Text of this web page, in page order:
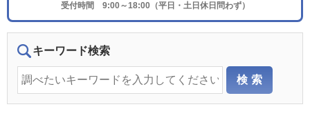
受付時間 9:00～18:00（平日・土日休日問わず）
キーワード検索